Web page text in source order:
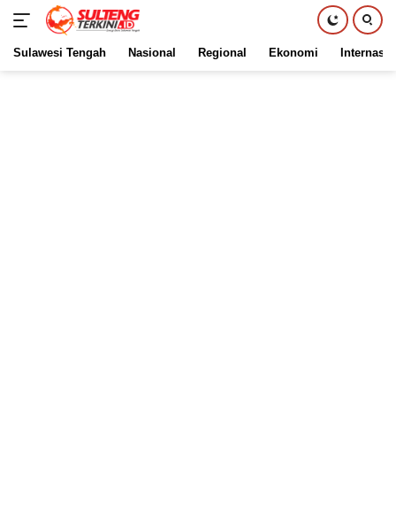
Sulawesi Tengah Nasional Regional Ekonomi